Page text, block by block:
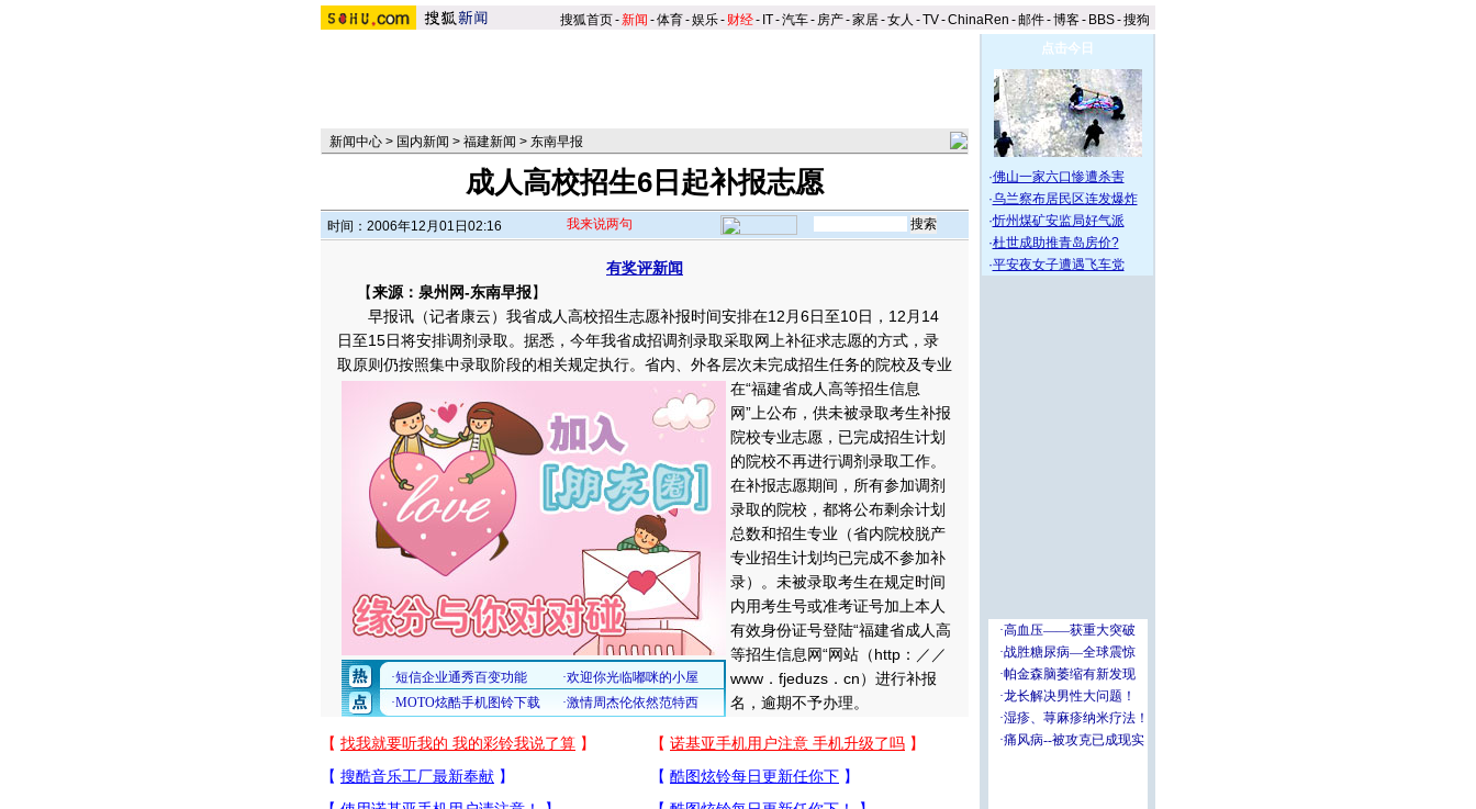
搜狐首页-新闻 -体育-娱乐- 财经- IT-汽车- 房产-家居-女人 -TV-ChinaRen -邮件-博客- BBS-搜狗
新闻中心 > 国内新闻 > 福建新闻 > 东南早报
成人高校招生6日起补报志愿
时间：2006年12月01日02:16 我来说两句
有奖评新闻
【来源：泉州网-东南早报】
早报讯（记者康云）我省成人高校招生志愿补报时间安排在12月6日至10日，12月14
日至15日将安排调剂录取。据悉，今年我省成招调剂录取采取网上补征求志愿的方式，录
取原则仍按照集中录取阶段的相关规定执行。 省内、外各层次未完成招生任务的院校及专业
在“福建省成人高等招生信息
网”上公布，供未被录取考生补报
院校专业志愿，已完成招生计划
的院校不再进行调剂录取工作。
在补报志愿期间，所有参加调剂
录取的院校，都将公布剩余计划
总数和招生专业（省内院校脱产
专业招生计划均已完成不参加补
录）。未被录取考生在规定时间
内用考生号或准考证号加上本人
有效身份证号登陆“福建省成人高
等招生信息网“网站（http：／／
www．fjeduzs．cn）进行补报
名，逾期不予办理。
点击今日
·佛山一家六口惨遭杀害
·乌兰察布居民区连发爆炸
·忻州煤矿安监局好气派
·杜世成助推青岛房价?
·平安夜女子遭遇飞车党